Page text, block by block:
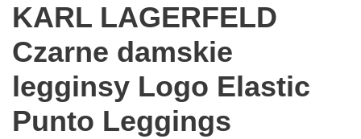
KARL LAGERFELD
Czarne damskie
legginsy Logo Elastic
Punto Leggings